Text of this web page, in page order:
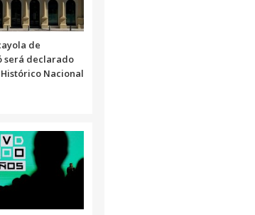
de
será declarado
Nacional